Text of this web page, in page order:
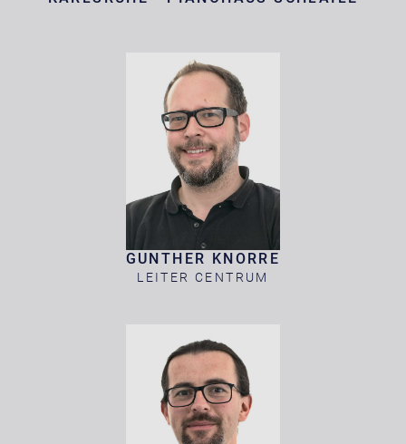
GUNTHER KNORRE
LEITER CENTRUM